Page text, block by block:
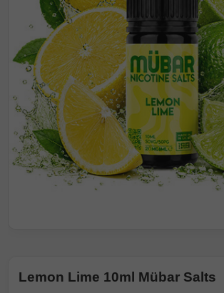
Lemon Lime 10ml Mübar Salts